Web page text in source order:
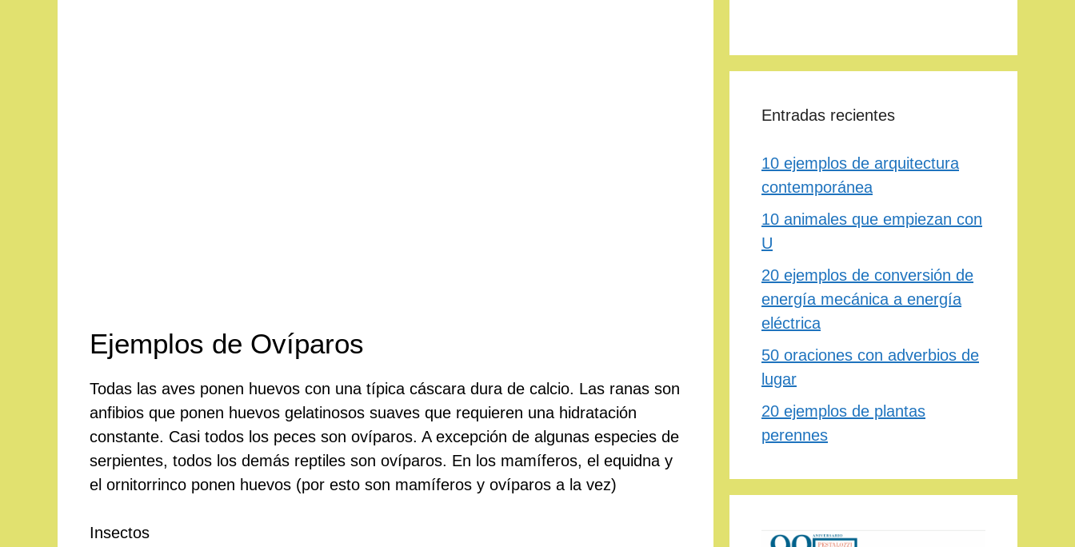
Ejemplos de Ovíparos
Todas las aves ponen huevos con una típica cáscara dura de calcio. Las ranas son
anfibios que ponen huevos gelatinosos suaves que requieren una hidratación
constante. Casi todos los peces son ovíparos. A excepción de algunas especies de
serpientes, todos los demás reptiles son ovíparos. En los mamíferos, el equidna y
el ornitorrinco ponen huevos (por esto son mamíferos y ovíparos a la vez)
Insectos
Entradas recientes
10 ejemplos de arquitectura
contemporánea
10 animales que empiezan con
U
20 ejemplos de conversión de
energía mecánica a energía
eléctrica
50 oraciones con adverbios de
lugar
20 ejemplos de plantas
perennes